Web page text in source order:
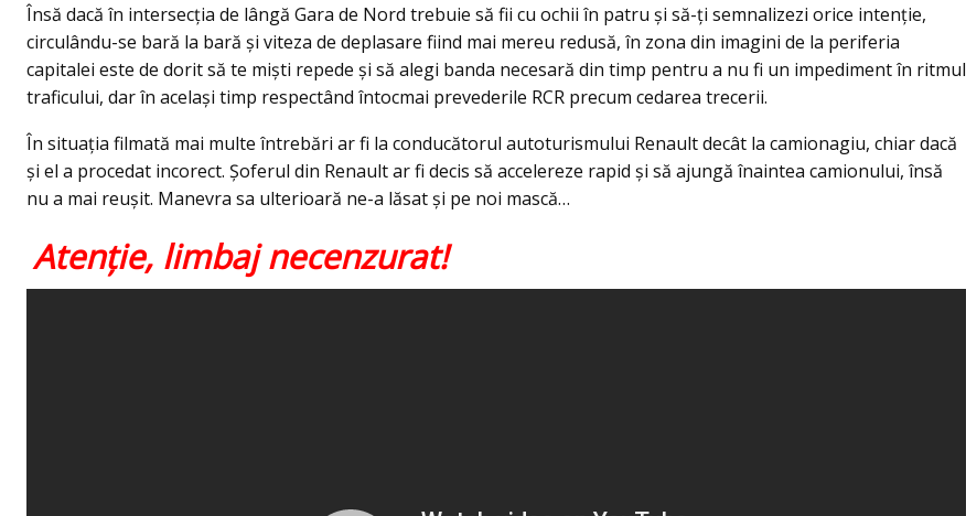
Însă dacă în intersecția de lângă Gara de Nord trebuie să fii cu ochii în patru şi să-ţi semnalizezi orice intenție,
circulându-se bară la bară şi viteza de deplasare fiind mai mereu redusă, în zona din imagini de la periferia
capitalei este de dorit să te mişti repede şi să alegi banda necesară din timp pentru a nu fi un impediment în ritmul
traficului, dar în același timp respectând întocmai prevederile RCR precum cedarea trecerii.
În situaţia filmată mai multe întrebări ar fi la conducătorul autoturismului Renault decât la camionagiu, chiar dacă
şi el a procedat incorect. Şoferul din Renault ar fi decis să accelereze rapid şi să ajungă înaintea camionului, însă
nu a mai reuşit. Manevra sa ulterioară ne-a lăsat şi pe noi mască…
Atenţie, limbaj necenzurat!